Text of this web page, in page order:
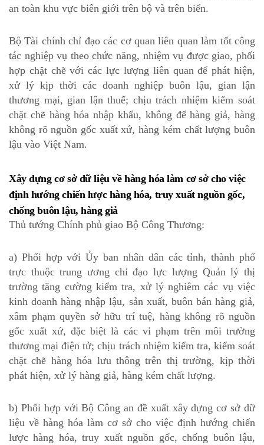
an toàn khu vực biên giới trên bộ và trên biển.
Bộ Tài chính chỉ đạo các cơ quan liên quan làm tốt công
tác nghiệp vụ theo chức năng, nhiệm vụ được giao, phối
hợp chặt chẽ với các lực lượng liên quan để phát hiện,
xử lý kịp thời các doanh nghiệp buôn lậu, gian lận
thương mại, gian lận thuế; chịu trách nhiệm kiểm soát
chặt chẽ hàng hóa nhập khẩu, không để hàng giả, hàng
không rõ nguồn gốc xuất xứ, hàng kém chất lượng buôn
lậu vào Việt Nam.
Xây dựng cơ sở dữ liệu về hàng hóa làm cơ sở cho việc
định hướng chiến lược hàng hóa, truy xuất nguồn gốc,
chống buôn lậu, hàng giả
Thủ tướng Chính phủ giao Bộ Công Thương:
a) Phối hợp với Ủy ban nhân dân các tỉnh, thành phố
trực thuộc trung ương chỉ đạo lực lượng Quản lý thị
trường tăng cường kiểm tra, xử lý nghiêm các vụ việc
kinh doanh hàng nhập lậu, sản xuất, buôn bán hàng giả,
xâm phạm quyền sở hữu trí tuệ, hàng không rõ nguồn
gốc xuất xứ, đặc biệt là các vi phạm trên môi trường
thương mại điện tử; chịu trách nhiệm kiểm tra, kiểm soát
chặt chẽ hàng hóa lưu thông trên thị trường, kịp thời
phát hiện, xử lý hàng giả, hàng kém chất lượng.
b) Phối hợp với Bộ Công an đề xuất xây dựng cơ sở dữ
liệu về hàng hóa làm cơ sở cho việc định hướng chiến
lược hàng hóa, truy xuất nguồn gốc, chống buôn lậu,